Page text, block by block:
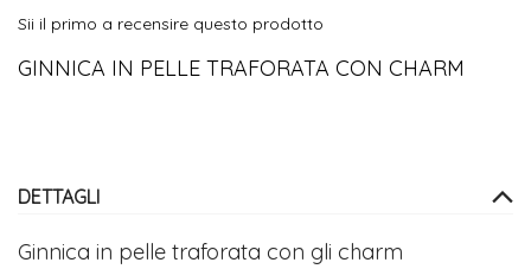
immagini
Sii il primo a recensire questo prodotto
GINNICA IN PELLE TRAFORATA CON CHARM
DETTAGLI
Ginnica in pelle traforata con gli charm